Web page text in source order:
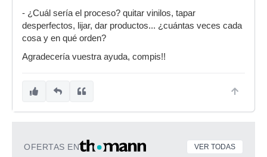
- ¿Cuál sería el proceso? quitar vinilos, tapar
desperfectos, lijar, dar productos... ¿cuántas veces cada
cosa y en qué orden?
Agradecería vuestra ayuda, compis!!
OFERTAS EN VER TODAS